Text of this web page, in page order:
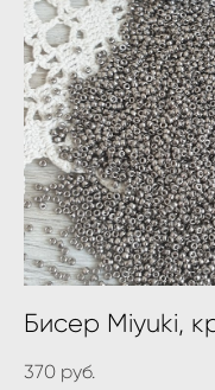
Бисер Miyuki,
370 pуб.